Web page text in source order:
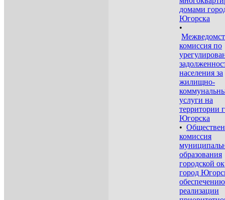
домами
Югорска
•
комиссия по
населения за
жилищно-
услуги на
территории
Югорска
•
комиссия
образования
городской
город
обеспечению
реализации